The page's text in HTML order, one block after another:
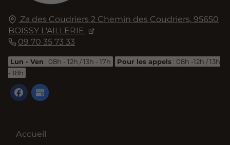
Za des Coudriers 2 Chemin des Coudriers, 95650
BOISSY L'AILLERIE
09 70 35 73 33
Lun - Ven : 08h - 12h / 13h - 17h Pour les appels : 08h -12h / 13h
- 18h
Accueil